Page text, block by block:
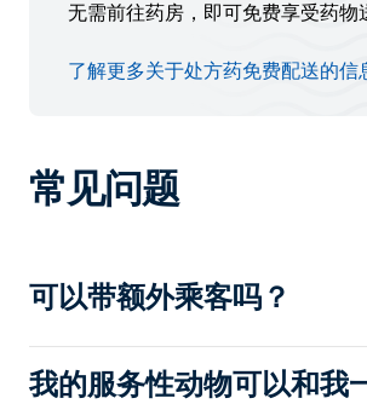
无需前往药房，即可免费享受药物
了解更多关于处方药免费配送的信
常见问题
可以带额外乘客吗？
我的服务性动物可以和我